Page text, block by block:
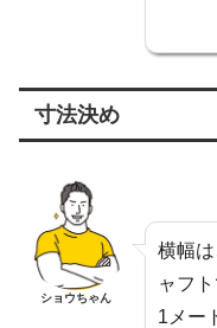
寸法決め
ショウちゃん
横幅
ャフ
1メー